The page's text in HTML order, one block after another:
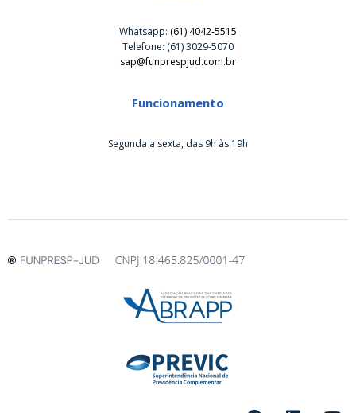
Whatsapp: (61) 4042-5515
Telefone: (61) 3029-5070
sap@funprespjud.com.br
Funcionamento
Segunda a sexta, das 9h às 19h